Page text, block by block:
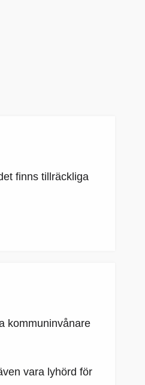
finns tillräckliga
kommuninvånare
vara lyhörd för